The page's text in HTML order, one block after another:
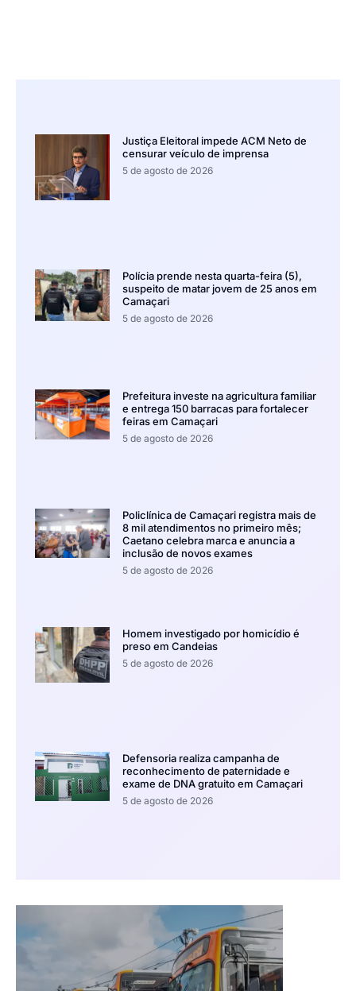
Justiça Eleitoral impede ACM Neto de
censurar veículo de imprensa
5 de agosto de 2026
Polícia prende nesta quarta-feira (5),
suspeito de matar jovem de 25 anos em
Camaçari
5 de agosto de 2026
Prefeitura investe na agricultura familiar
e entrega 150 barracas para fortalecer
feiras em Camaçari
5 de agosto de 2026
Policlínica de Camaçari registra mais de
8 mil atendimentos no primeiro mês;
Caetano celebra marca e anuncia a
inclusão de novos exames
5 de agosto de 2026
Homem investigado por homicídio é
preso em Candeias
5 de agosto de 2026
Defensoria realiza campanha de
reconhecimento de paternidade e
exame de DNA gratuito em Camaçari
5 de agosto de 2026